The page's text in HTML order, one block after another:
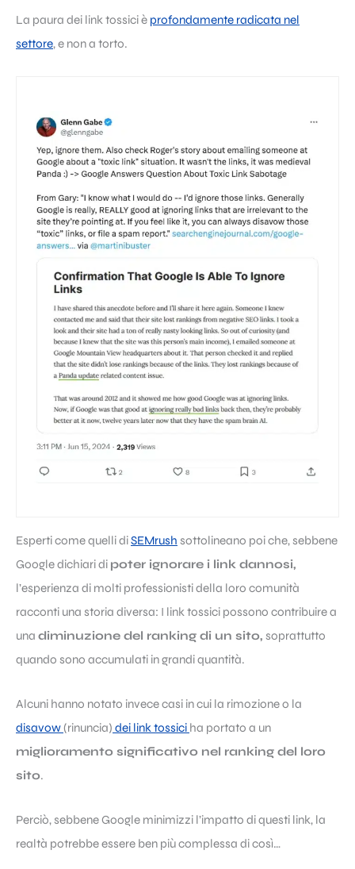
La paura dei link tossici è profondamente radicata nel
settore, e non a torto.
Esperti come quelli diSEMrush sottolineano poi che, sebbene
Google dichiari di poter ignorare i link dannosi,
l’esperienza di molti professionisti della loro comunità
racconti una storia diversa: I link tossici possono contribuire a
una diminuzione del ranking di un sito, soprattutto
quando sono accumulati in grandi quantità.
Alcuni hanno notato invece casi in cui la rimozione o la
disavow(rinuncia) dei link tossici ha portato a un
miglioramento significativo nel ranking del loro
sito.
Perciò, sebbene Google minimizzi l’impatto di questi link, la
realtà potrebbe essere ben più complessa di così…